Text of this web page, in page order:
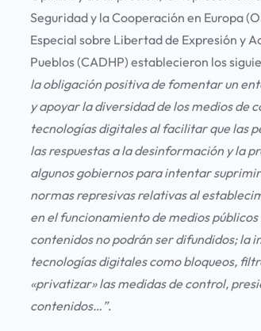
Seguridad y la Cooperación en Europa
Especial sobre Libertad de Expresión y
Pueblos (CADHP) establecieron los
la obligación positiva de fomentar un
y apoyar la diversidad de los medios
tecnologías digitales al facilitar que las
las respuestas a la desinformación y la
algunos gobiernos para intentar
normas represivas relativas al
en el funcionamiento de medios
contenidos no podrán ser difundidos; la
tecnologías digitales como bloqueos,
«privatizar» las medidas de control,
contenidos…”.